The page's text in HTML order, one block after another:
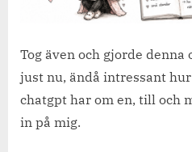
Tog även och gjorde
just nu, ändå intressant
chatgpt har om en, till och
in på mig.